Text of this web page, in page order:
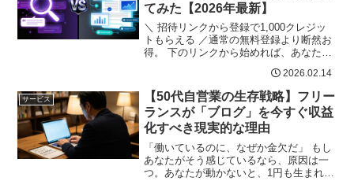
てみた【2026年最新】
＼ 招待リンクから登録で1,000クレジッ
トもらえる ／通常の無料登録より断然お
得。 下のリンクから始めれば、あなたに
される。 普通に登録したら0。この差は
デカい。※Google または Micro...
2026.02.14
サービス
【50代自営業の生存戦略】フリー
ランスが「ブログ」を今すぐ収益
化すべき現実的な理由
「働いているのに、なぜか金欠だ」 もし
あなたがそう感じているなら、原因は一
つ。あなたが動かないと、1円も生まれな